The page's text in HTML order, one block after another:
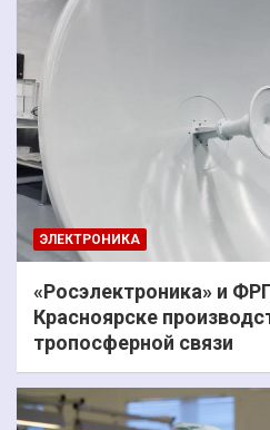
ЭЛЕКТРОНИКА
«Росэлектроника» и
Красноярске
тропосферной связи